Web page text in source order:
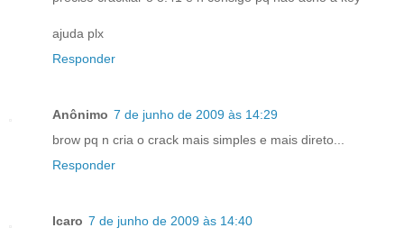
ajuda plx
Responder
Anônimo 7 de junho de 2009 às 14:29
brow pq n cria o crack mais simples e mais direto...
Responder
Icaro 7 de junho de 2009 às 14:40